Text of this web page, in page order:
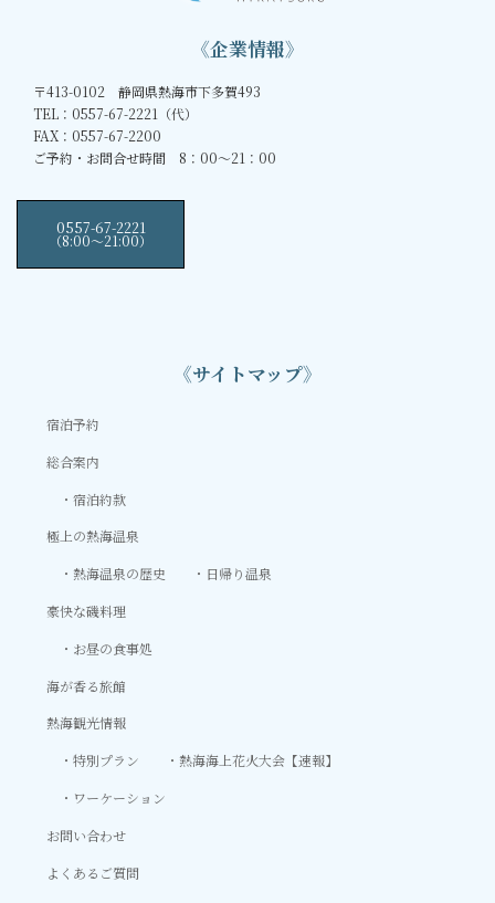
《企業情報》
〒413-0102 静岡県熱海市下多賀493
TEL：0557-67-2221（代）
FAX：0557-67-2200
ご予約・お問合せ時間 8：00～21：00
0557-67-2221
（8:00〜21:00）
《サイトマップ》
宿泊予約
総合案内
宿泊約款
極上の熱海温泉
熱海温泉の歴史
日帰り温泉
豪快な磯料理
お昼の食事処
海が香る旅館
熱海観光情報
特別プラン
熱海海上花火大会【速報】
ワーケーション
お問い合わせ
よくあるご質問